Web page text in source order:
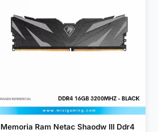
Memoria Ram Netac Shaodw III Ddr4